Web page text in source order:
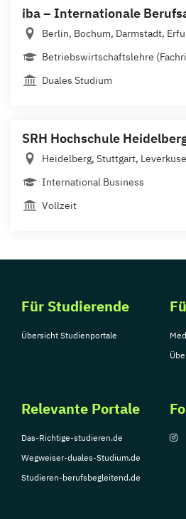
iba – Internationale
Berlin, Bochum, Darmstadt,
Betriebswirtschaftslehre
Duales Studium
SRH Hochschule
Heidelberg, Stuttgart,
International Business
Vollzeit
Für Studierende
Übersicht Studienportale
Relevante Portale
Das-Richtige-studieren.de
Wegweiser-duales-Studium.de
Studieren-berufsbegleitend.de